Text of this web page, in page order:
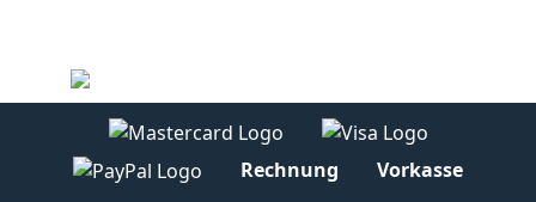
Rechnung Vorkasse